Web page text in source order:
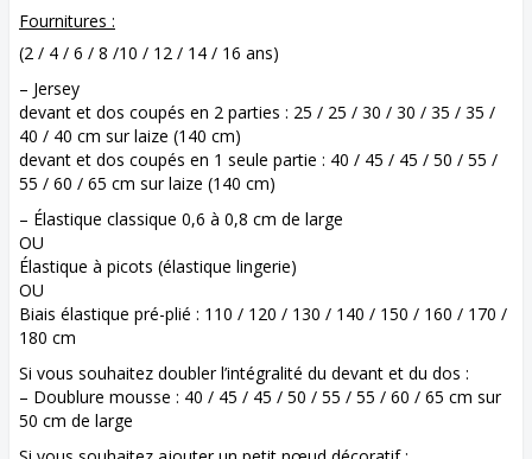
Fournitures :
(2 / 4 / 6 / 8 /10 / 12 / 14 / 16 ans)
– Jersey
devant et dos coupés en 2 parties : 25 / 25 / 30 / 30 / 35 / 35 /
40 / 40 cm sur laize (140 cm)
devant et dos coupés en 1 seule partie : 40 / 45 / 45 / 50 / 55 /
55 / 60 / 65 cm sur laize (140 cm)
– Élastique classique 0,6 à 0,8 cm de large
OU
Élastique à picots (élastique lingerie)
OU
Biais élastique pré-plié : 110 / 120 / 130 / 140 / 150 / 160 / 170 /
180 cm
Si vous souhaitez doubler l’intégralité du devant et du dos :
– Doublure mousse : 40 / 45 / 45 / 50 / 55 / 55 / 60 / 65 cm sur
50 cm de large